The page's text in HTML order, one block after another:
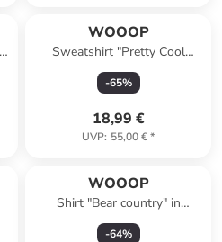
WOOOP
Sweatshirt "Pretty Cool
Outside" in Grau
-65%
18,99 €
UVP: 55,00 €*
WOOOP
Shirt "Bear country" in
Dunkelblau
-64%